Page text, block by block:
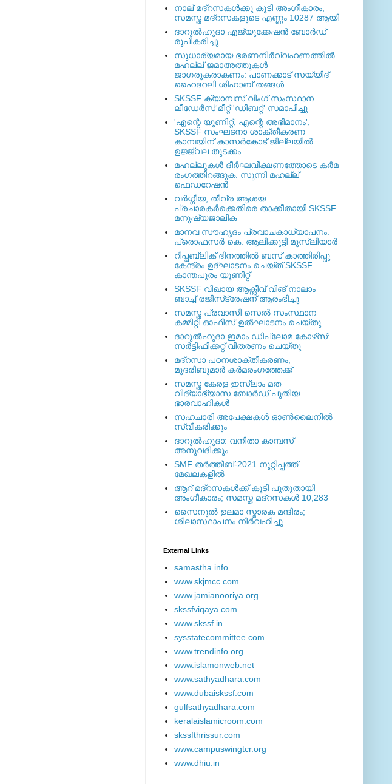
നാല് മദ്‌റസകള്‍ക്കു കൂടി അംഗീകാരം;
സമസ്ത മദ്‌റസകളുടെ എണ്ണം 10287 ആയി
ദാറുല്‍ഹുദാ എജ്യുക്കേഷന്‍ ബോര്‍ഡ്
രൂപീകരിച്ചു
സുധാര്യമായ ഭരണനിര്‍വ്വഹണത്തില്‍
മഹല്ല് ജമാഅത്തുകള്‍
ജാഗരൂകരാകണം: പാണക്കാട് സയ്യിദ്
ഹൈദറലി ശിഹാബ് തങ്ങള്‍
SKSSF ക്യാമ്പസ് വിംഗ് സംസ്ഥാന
ലീഡേർസ് മീറ്റ് 'ഡിബറ്റ്' സമാപിച്ചു
'എന്റെ യൂണിറ്റ്, എന്റെ അഭിമാനം';
SKSSF സംഘടനാ ശാക്തീകരണ
കാമ്പയിന് കാസര്‍കോട് ജില്ലയില്‍
ഉജ്ജ്വല തുടക്കം
മഹല്ലുകള്‍ ദീര്‍ഘവീക്ഷണത്തോടെ കര്‍മ
രംഗത്തിറങ്ങുക: സുന്നി മഹല്ല്
ഫെഡറേഷന്‍
വര്‍ഗ്ഗീയ, തീവ്ര ആശയ
പ്രചാരകര്‍ക്കെതിരെ താക്കീതായി SKSSF
മനുഷ്യജാലിക
മാനവ സൗഹൃദം പ്രവാചകാധ്യാപനം:
പ്രൊഫസർ കെ. ആലിക്കുട്ടി മുസ്ലിയാർ
റിപ്പബ്ലിക് ദിനത്തില്‍ ബസ് കാത്തിരിപ്പു
കേന്ദ്രം ഉദ്ഘാടനം ചെയ്ത്‌ SKSSF
കാന്തപുരം യൂണിറ്റ്
SKSSF വിഖായ ആക്റ്റീവ് വിങ് നാലാം
ബാച്ച് രജിസ്‌ട്രേഷന് ആരംഭിച്ചു
സമസ്ത പ്രവാസി സെല്‍ സംസ്ഥാന
കമ്മിറ്റി ഓഫീസ് ഉല്‍ഘാടനം ചെയ്തു
ദാറുല്‍ഹുദാ ഇമാം ഡിപ്ലോമ കോഴ്‌സ്:
സര്‍ട്ടിഫിക്കറ്റ് വിതരണം ചെയ്തു
മദ്‌റസാ പഠനശാക്തീകരണം;
മുദരിബുമാര്‍ കര്‍മരംഗത്തേക്ക്
സമസ്ത കേരള ഇസ്ലാം മത
വിദ്യാഭ്യാസ ബോര്‍ഡ് പുതിയ
ഭാരവാഹികള്‍
സഹചാരി അപേക്ഷകൾ ഓൺലൈനിൽ
സ്വീകരിക്കും
ദാറുല്‍ഹുദാ: വനിതാ കാമ്പസ്
അനുവദിക്കും
SMF തര്‍ത്തീബ്-2021 നൂറ്റിപ്പത്ത്
മേഖലകളില്‍
ആറ് മദ്റസകള്‍ക്ക് കൂടി പുതുതായി
അംഗീകാരം; സമസ്ത മദ്റസകള്‍ 10,283
സൈനുല്‍ ഉലമാ സ്മാരക മന്ദിരം;
ശിലാസ്ഥാപനം നിര്‍വഹിച്ചു
External ‎Links
samastha.info
www.skjmcc.com
www.jamianooriya.org
skssfviqaya.com
www.skssf.in
sysstatecommittee.com
www.trendinfo.org
www.islamonweb.net
www.sathyadhara.com
www.dubaiskssf.com
gulfsathyadhara.com
keralaislamicroom.com
skssfthrissur.com
www.campuswingtcr.org
www.dhiu.in